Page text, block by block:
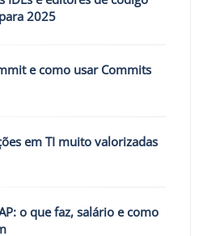
2025
e como usar Commits
em TI muito valorizadas
o que faz, salário e como